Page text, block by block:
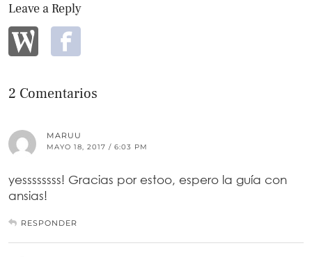
Leave a Reply
2 Comentarios
MARUU
MAYO 18, 2017 / 6:03 PM
yessssssss! Gracias por estoo, espero la guía con
ansias!
RESPONDER